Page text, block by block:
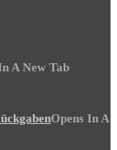
A New Tab
Opens In A